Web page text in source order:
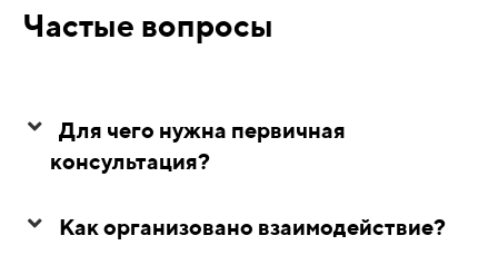
Частые вопросы
Для чего нужна первичная
консультация?
Как организовано взаимодействие?